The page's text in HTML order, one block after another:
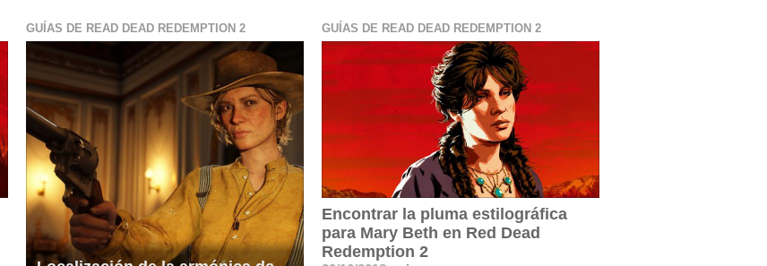
GUÍAS DE READ DEAD REDEMPTION 2 GUÍAS DE READ DEAD REDEMPTION 2
Encontrar la pluma estilográfica
para Mary Beth en Red Dead
Redemption 2